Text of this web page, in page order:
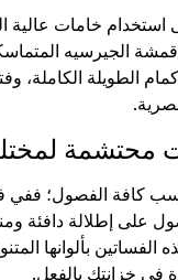
خامات
الجيرسيه
الطويلة الكاملة،
محتشمة
كافة الفصول؛
على إطلالة دافئة
بألوانها
في خزانتكِ بالفعل.